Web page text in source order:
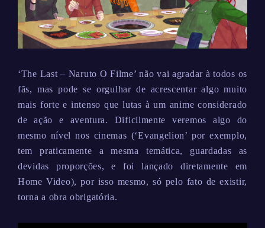
‘The Last – Naruto O Filme’ não vai agradar à todos os
fãs, mas pode se orgulhar de acrescentar algo muito
mais forte e intenso que lutas à um anime considerado
de ação e aventura. Dificilmente veremos algo do
mesmo nível nos cinemas (‘Evangelion’ por exemplo,
tem praticamente a mesma temática, guardadas as
devidas proporções, e foi lançado diretamente em
Home Video), por isso mesmo, só pelo fato de existir,
torna a obra obrigatória.